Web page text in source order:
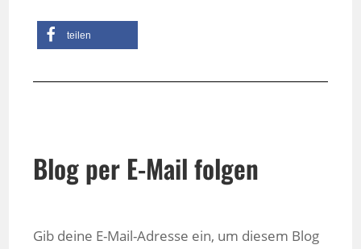
teilen
Blog per E-Mail folgen
Gib deine E-Mail-Adresse ein, um diesem Blog